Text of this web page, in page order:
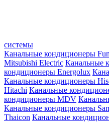
системы
Канальные кондиционеры
Mitsubishi Electric Канальные
кондиционеры Energolux
Канальные кондиционеры
Hitachi Канальные
кондиционеры MDV
Канальные кондиционеры
Thaicon Канальные